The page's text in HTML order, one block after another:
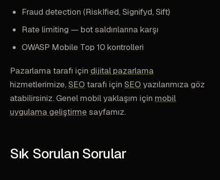
Fraud detection (RiskIfied, Signifyd, Sift)
Rate limiting — bot saldırılarına karşı
OWASP Mobile Top 10 kontrolleri
Pazarlama tarafı için dijital pazarlama
hizmetlerimize, SEO tarafı için SEO yazılarımıza göz
atabilirsiniz. Genel mobil yaklaşım için mobil
uygulama geliştirme sayfamız.
Sık Sorulan Sorular